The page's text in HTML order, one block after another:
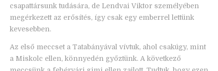
csapattársunk tudására, de Lendvai Viktor személyében
megérkezett az erősítés, így csak egy emberrel lettünk
kevesebben.
Az első meccset a Tatabányával vívtuk, ahol csakúgy, mint
a Miskolc ellen, könnyedén győztünk. A következő